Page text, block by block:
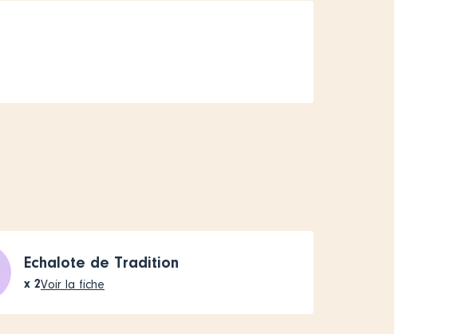
Echalote de Tradition
x 2Voir la fiche